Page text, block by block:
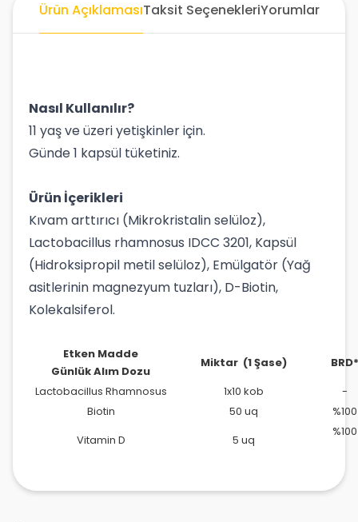
Ürün AçıklamasıTaksit SeçenekleriYorumlar
Nasıl Kullanılır?
11 yaş ve üzeri yetişkinler için.
Günde 1 kapsül tüketiniz.
Ürün İçerikleri
Kıvam arttırıcı (Mikrokristalin selüloz),
Lactobacillus rhamnosus IDCC 3201, Kapsül
(Hidroksipropil metil selüloz), Emülgatör (Yağ
asitlerinin magnezyum tuzları), D-Biotin,
Kolekalsiferol.
Etken Madde
Günlük Alım Dozu
Miktar (1 Şase)
BRD*
Lactobacillus Rhamnosus
1x10 kob
-
Biotin
50 uq
%100
Vitamin D
5 uq
%100